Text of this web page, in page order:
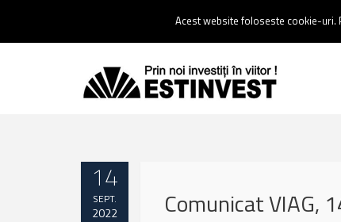
0237 238 900 |Email :contact@estinvest.ro
14
SEPT.
2022 Comunicat VIAG,
Acest website foloseste cookie-uri.